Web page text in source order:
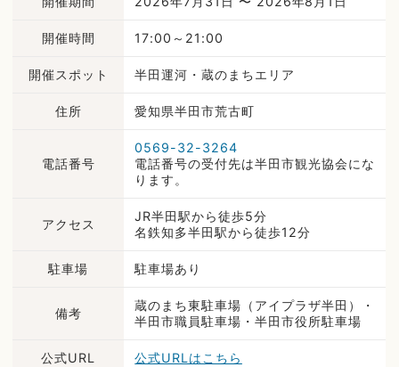
開催時間 17:00～21:00
開催スポット 半田運河・蔵のまちエリア
住所 愛知県半田市荒古町
電話番号
0569-32-3264
電話番号の受付先は半田市観光協会にな
ります。
アクセス
JR半田駅から徒歩5分
名鉄知多半田駅から徒歩12分
駐車場 駐車場あり
備考
蔵のまち東駐車場（アイプラザ半田）・
半田市職員駐車場・半田市役所駐車場
公式URL 公式URLはこちら